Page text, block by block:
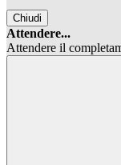
Chiudi
Attendere...
Attendere il